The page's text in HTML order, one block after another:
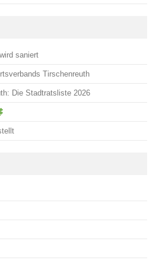
saniert
Tirschenreuth
Die Stadtratsliste 2026